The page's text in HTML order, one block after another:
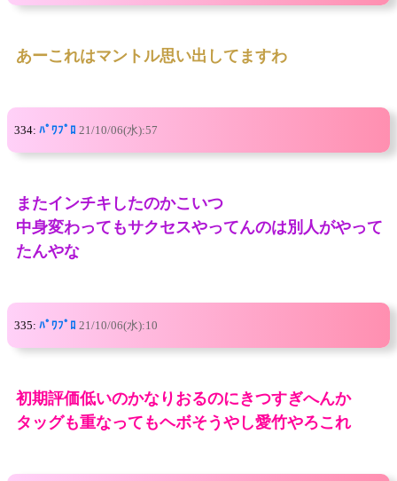
あーこれはマントル思い出してますわ
334: ﾊﾟﾜﾌﾟﾛ 21/10/06(水):57
またインチキしたのかこいつ
中身変わってもサクセスやってんのは別人がやって
たんやな
335: ﾊﾟﾜﾌﾟﾛ 21/10/06(水):10
初期評価低いのかなりおるのにきつすぎへんか
タッグも重なってもヘボそうやし愛竹やろこれ